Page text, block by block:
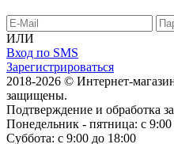
ИЛИ
Вход по SMS
Зарегистрироваться
2018-2026 © Интернет-
защищены.
Подтверждение и обработка
Понедельник - пятница: с 9:00
Суббота: с 9:00 до 18:00